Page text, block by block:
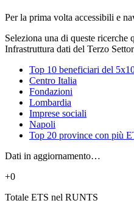
Per la prima volta accessibili e
Seleziona una di queste ricerche
Infrastruttura dati del Terzo
Top 10 beneficiari del
Centro Italia
Fondazioni
Lombardia
Imprese sociali
Napoli
Top 20 province con più
Dati in aggiornamento…
+0
Totale ETS nel RUNTS